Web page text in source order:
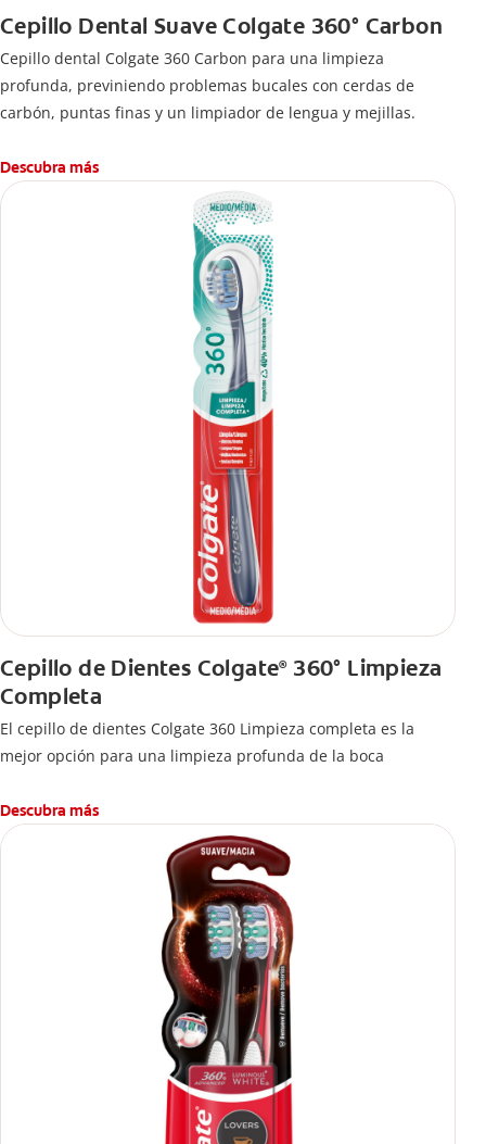
Cepillo Dental Suave Colgate 360° Carbon
Cepillo dental Colgate 360 ​​Carbon para una limpieza
profunda, previniendo problemas bucales con cerdas de
carbón, puntas finas y un limpiador de lengua y mejillas.
Descubra más
Cepillo de Dientes Colgate®360° Limpieza
Completa
El cepillo de dientes Colgate 360 Limpieza completa es la
mejor opción para una limpieza profunda de la boca
Descubra más